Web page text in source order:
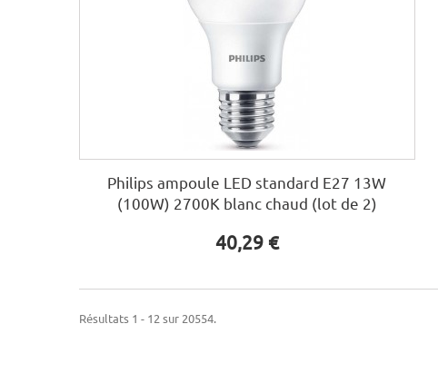
Philips ampoule LED standard E27 13W
(100W) 2700K blanc chaud (lot de 2)
40,29 €
Résultats 1 - 12 sur 20554.